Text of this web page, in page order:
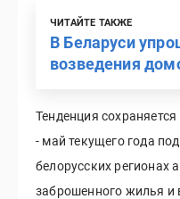
ЧИТАЙТЕ ТАКЖЕ
В Беларуси
возведения
Тенденция
- май текущего года
белорусских регионах
заброшенного жилья